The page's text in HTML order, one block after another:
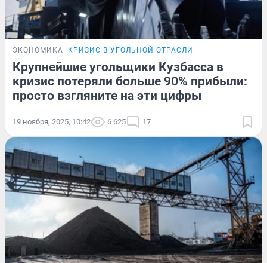
ЭКОНОМИКА КРИЗИС В УГОЛЬНОЙ ОТРАСЛИ
Крупнейшие угольщики Кузбасса в
кризис потеряли больше 90% прибыли:
просто взгляните на эти цифры
19 ноября, 2025, 10:42 6 625 17